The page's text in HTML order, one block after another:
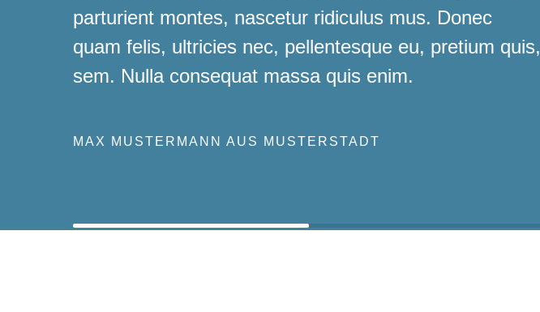
parturient montes, nascetur ridiculus mus. Donec
quam felis, ultricies nec, pellentesque eu, pretium quis,
sem. Nulla consequat massa quis enim.
MAX MUSTERMANN AUS MUSTERSTADT